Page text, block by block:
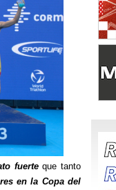
fuerteque tanto
en la Copa del